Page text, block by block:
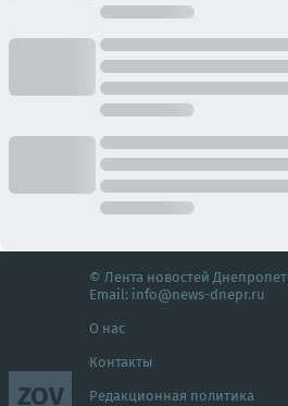
ZOV
© Лента новостей
Email: info@news-dnepr.ru
О нас
Контакты
Редакционная политика